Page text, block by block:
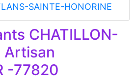
SAINTE-HONORINE
CHATILLON-
Artisan
-77820